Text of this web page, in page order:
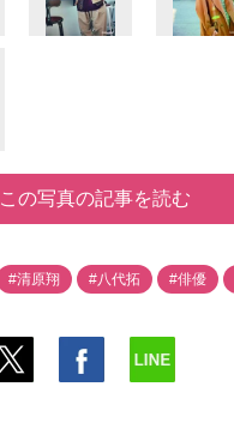
この写真の記事を読む
#清原翔 #八代拓 #俳優